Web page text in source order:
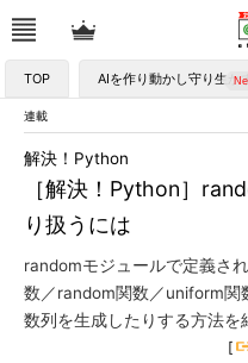
TOP AIを作り動かし守り生か
連載
［解決！Python］
り扱うには
解決！Python
randomモジュールで定義さ
数／random関数／uniform関
数列を生成したりする方法を
[